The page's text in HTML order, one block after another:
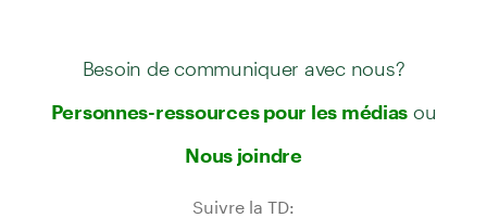
Besoin de communiquer avec nous?
Personnes-ressources pour les médias ou
Nous joindre
Suivre la TD: